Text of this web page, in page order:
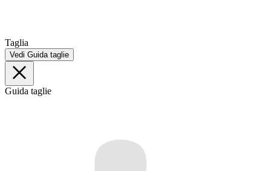
Taglia
Vedi Guida taglie
Guida taglie